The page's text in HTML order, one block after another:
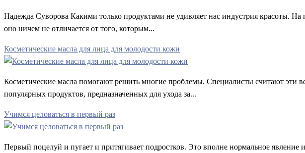
Надежда Суворова Какими только продуктами не удивляет нас индустрия красоты.
оно ничем не отличается от того, которым...
Косметические масла для лица для молодости кожи
Косметические масла помогают решить многие проблемы. Специалисты считают
популярных продуктов, предназначенных для ухода за...
Учимся целоваться в первый раз
Первый поцелуй и пугает и притягивает подростков. Это вполне нормальное явление